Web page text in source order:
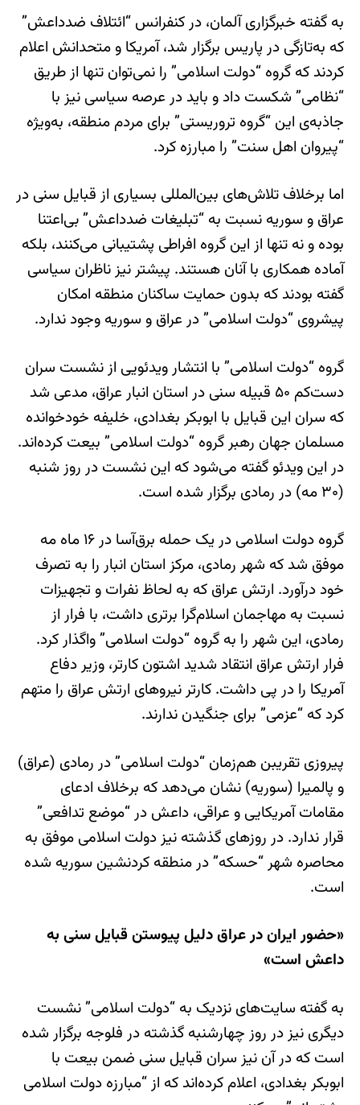
به گفته خبرگزاری آلمان، در کنفرانس “ائتلاف ضدداعش”
که به‌تازگی در پاریس برگزار شد، آمریکا و متحدانش اعلام
کردند که گروه “دولت اسلامی” را نمی‌توان تنها از طریق
“نظامی” شکست داد و باید در عرصه سیاسی نیز با
جاذبه‌ی این “گروه تروریستی” برای مردم منطقه، به‌ویژه
“پیروان اهل سنت” را مبارزه کرد.
اما برخلاف تلاش‌های بین‌المللی بسیاری از قبایل سنی در
عراق و سوریه نسبت به “تبلیغات ضدداعش” بی‌اعتنا
بوده و نه تنها از این گروه افراطی پشتیبانی می‌کنند، بلکه
آماده همکاری با آنان هستند. پیشتر نیز ناظران سیاسی
گفته بودند که بدون حمایت ساکنان منطقه امکان
پیشروی “دولت اسلامی” در عراق و سوریه وجود ندارد.
گروه “دولت اسلامی” با انتشار ویدئویی از نشست سران
دست‌کم ۵۰ قبیله سنی در استان انبار عراق، مدعی شد
که سران این قبایل با ابوبکر بغدادی، خلیفه خودخوانده
مسلمان جهان رهبر گروه “دولت اسلامی” بیعت کرده‌اند.
در این ویدئو گفته می‌شود که این نشست در روز شنبه
(۳۰ مه) در رمادی برگزار شده است.
گروه دولت اسلامی در یک حمله برق‌آسا در ۱۶ ماه مه
موفق شد که شهر رمادی، مرکز استان انبار را به تصرف
خود درآورد. ارتش عراق که به لحاظ نفرات و تجهیزات
نسبت به مهاجمان اسلام‌گرا برتری داشت، با فرار از
رمادی، این شهر را به گروه “دولت اسلامی” واگذار کرد.
فرار ارتش عراق انتقاد شدید اشتون کارتر، وزیر دفاع
آمریکا را در پی داشت. کارتر نیروهای ارتش عراق را متهم
کرد که “عزمی” برای جنگیدن ندارند.
پیروزی تقریبن هم‌زمان “دولت اسلامی” در رمادی (عراق)
و پالمیرا (سوریه) نشان می‌دهد که برخلاف ادعای
مقامات آمریکایی و عراقی، داعش در “موضع تدافعی”
قرار ندارد. در روزهای گذشته نیز دولت اسلامی موفق به
محاصره شهر “حسکه” در منطقه کردنشین سوریه شده
است.
«حضور ایران در عراق دلیل پیوستن قبایل سنی به
داعش است»
به گفته سایت‌های نزدیک به “دولت اسلامی” نشست
دیگری نیز در روز چهارشنبه گذشته در فلوجه برگزار شده
است که در آن نیز سران قبایل سنی ضمن بیعت با
ابوبکر بغدادی، اعلام کرده‌اند که از “مبارزه دولت اسلامی